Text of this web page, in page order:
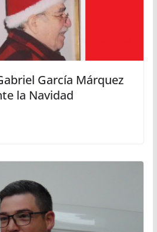
García Márquez
la Navidad